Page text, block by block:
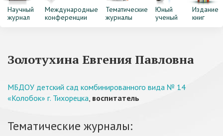
Научный
журнал
Международные
конференции
Тематические
журналы
Юный
ученый
Издание
книг
Золотухина Евгения Павловна
МБДОУ детский сад комбинированного вида № 14
«Колобок» г. Тихорецка, воспитатель
Тематические журналы: